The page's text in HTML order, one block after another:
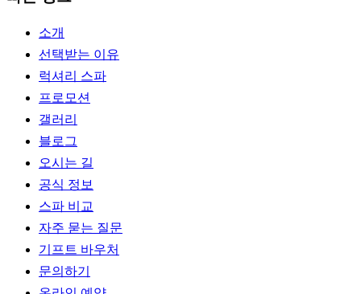
소개
선택받는 이유
럭셔리 스파
프로모션
갤러리
블로그
오시는 길
공식 정보
스파 비교
자주 묻는 질문
기프트 바우처
문의하기